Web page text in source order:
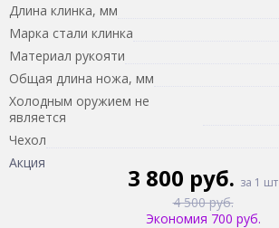
Длина клинка, мм
Марка стали клинка
Материал рукояти
Общая длина ножа, мм
Холодным оружием не
является
Чехол
Акция
3 800 руб. за 1 шт
4 500 руб.
Экономия 700 руб.